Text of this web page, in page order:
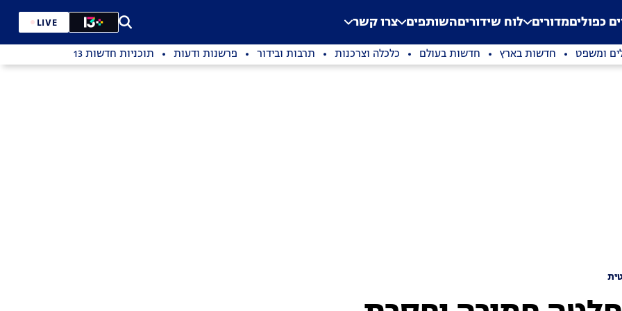
Application error: a
. כפוליםמדורים לוח שידוריםהשותפים צרו קשר LIVE
ומשפט חדשות בארץ חדשות בעולם כלכלה וצרכנות תרבות ובידור פרשנות ודעות תוכניות חדשות 13